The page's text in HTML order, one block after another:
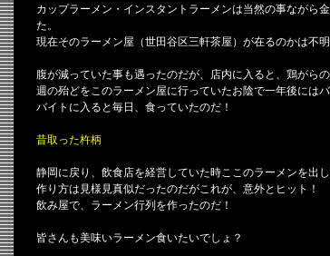
カップラーメン・インスタントラーメンは当然の事ながら
た。
現在そのラーメン屋（世田谷区三軒茶屋）が在るのかは不
腹が減っていた事も遇ったのだが、店内に入ると、鶏がら
週の殆どをこのラーメン屋に行っていたお陰で一年後にはバ
バイトに入ると毎日、食っていたのだ！
昔取った杵柄
静岡に戻り、飲食店を経営していた時ここのラーメンを出し
作り方は見様見真似だったのだがこれが、意外とヒット！
飲み屋で、ラーメン行列を作ったのだ！
皆さんも美味いラーメン食いたいでしょ？